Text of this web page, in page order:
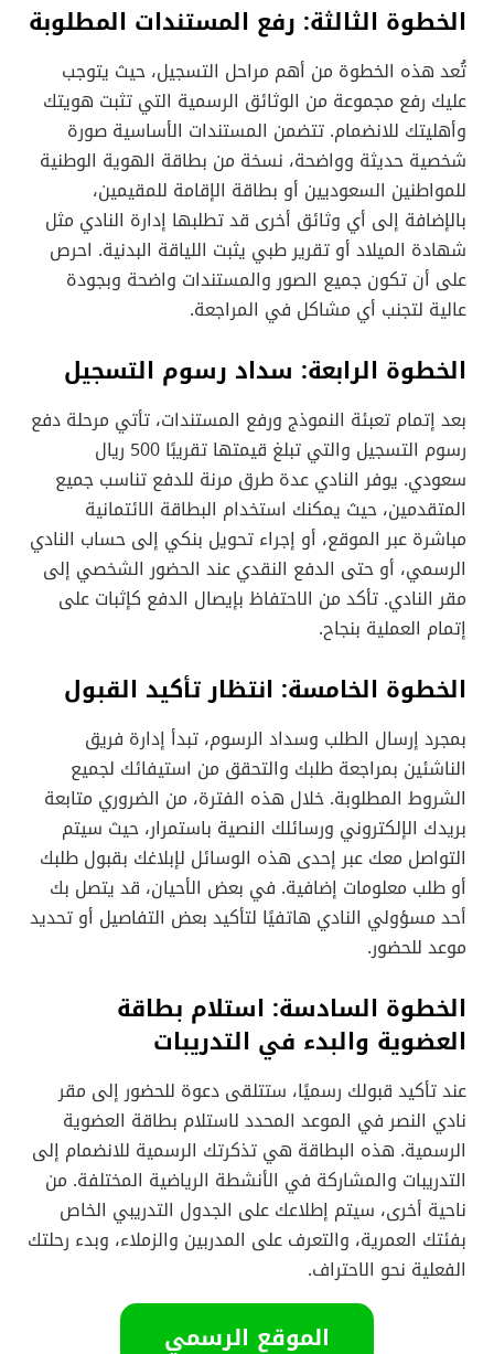
الخطوة الثالثة: رفع المستندات المطلوبة
تُعد هذه الخطوة من أهم مراحل التسجيل، حيث يتوجب
عليك رفع مجموعة من الوثائق الرسمية التي تثبت هويتك
وأهليتك للانضمام. تتضمن المستندات الأساسية صورة
شخصية حديثة وواضحة، نسخة من بطاقة الهوية الوطنية
للمواطنين السعوديين أو بطاقة الإقامة للمقيمين،
بالإضافة إلى أي وثائق أخرى قد تطلبها إدارة النادي مثل
شهادة الميلاد أو تقرير طبي يثبت اللياقة البدنية. احرص
على أن تكون جميع الصور والمستندات واضحة وبجودة
عالية لتجنب أي مشاكل في المراجعة.
الخطوة الرابعة: سداد رسوم التسجيل
بعد إتمام تعبئة النموذج ورفع المستندات، تأتي مرحلة دفع
رسوم التسجيل والتي تبلغ قيمتها تقريبًا 500 ريال
سعودي. يوفر النادي عدة طرق مرنة للدفع تناسب جميع
المتقدمين، حيث يمكنك استخدام البطاقة الائتمانية
مباشرة عبر الموقع، أو إجراء تحويل بنكي إلى حساب النادي
الرسمي، أو حتى الدفع النقدي عند الحضور الشخصي إلى
مقر النادي. تأكد من الاحتفاظ بإيصال الدفع كإثبات على
إتمام العملية بنجاح.
الخطوة الخامسة: انتظار تأكيد القبول
بمجرد إرسال الطلب وسداد الرسوم، تبدأ إدارة فريق
الناشئين بمراجعة طلبك والتحقق من استيفائك لجميع
الشروط المطلوبة. خلال هذه الفترة، من الضروري متابعة
بريدك الإلكتروني ورسائلك النصية باستمرار، حيث سيتم
التواصل معك عبر إحدى هذه الوسائل لإبلاغك بقبول طلبك
أو طلب معلومات إضافية. في بعض الأحيان، قد يتصل بك
أحد مسؤولي النادي هاتفيًا لتأكيد بعض التفاصيل أو تحديد
موعد للحضور.
الخطوة السادسة: استلام بطاقة
العضوية والبدء في التدريبات
عند تأكيد قبولك رسميًا، ستتلقى دعوة للحضور إلى مقر
نادي النصر في الموعد المحدد لاستلام بطاقة العضوية
الرسمية. هذه البطاقة هي تذكرتك الرسمية للانضمام إلى
التدريبات والمشاركة في الأنشطة الرياضية المختلفة. من
ناحية أخرى، سيتم إطلاعك على الجدول التدريبي الخاص
بفئتك العمرية، والتعرف على المدربين والزملاء، وبدء رحلتك
الفعلية نحو الاحتراف.
الموقع الرسمي